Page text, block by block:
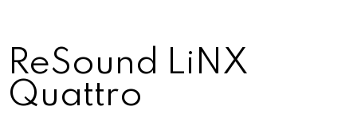
ReSound LiNX
Quattro